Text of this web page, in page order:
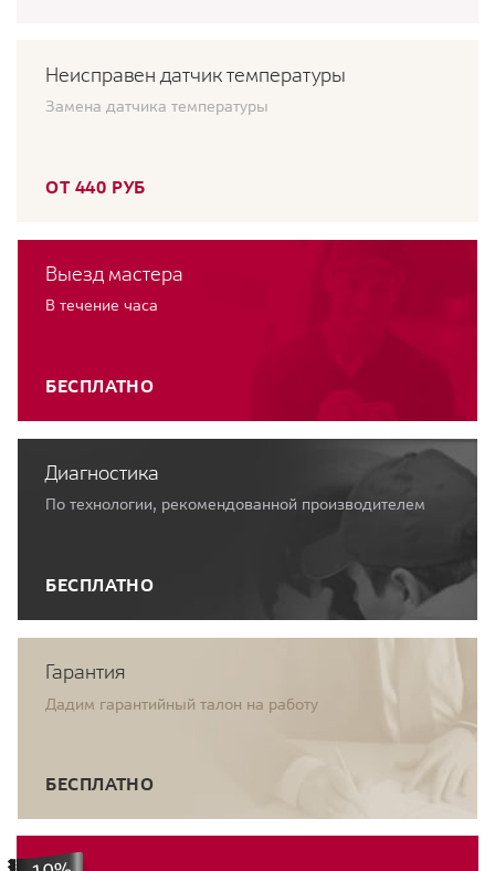
Неисправен датчик температуры
Замена датчика температуры
ОТ 440 РУБ
Выезд мастера
В течение часа
БЕСПЛАТНО
Диагностика
По технологии, рекомендованной производителем
БЕСПЛАТНО
Гарантия
Дадим гарантийный талон на работу
БЕСПЛАТНО